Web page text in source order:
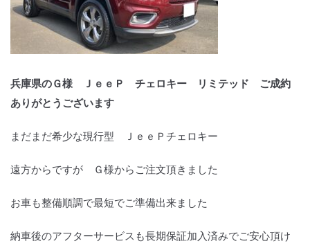
兵庫県のＧ様 ＪｅｅＰ チェロキー リミテッド ご成約
ありがとうございます
まだまだ希少な現行型 ＪｅｅＰチェロキー
遠方からですが Ｇ様からご注文頂きました
お車も整備順調で最短でご準備出来ました
納車後のアフターサービスも長期保証加入済みでご安心頂け